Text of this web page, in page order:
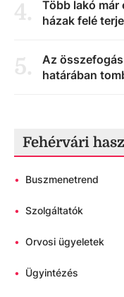
4.
Több lakó
házak felé
5.
Az
határában
Fehérvári
• Buszmenetrend
• Szolgáltatók
• Orvosi ügyeletek
• Ügyintézés